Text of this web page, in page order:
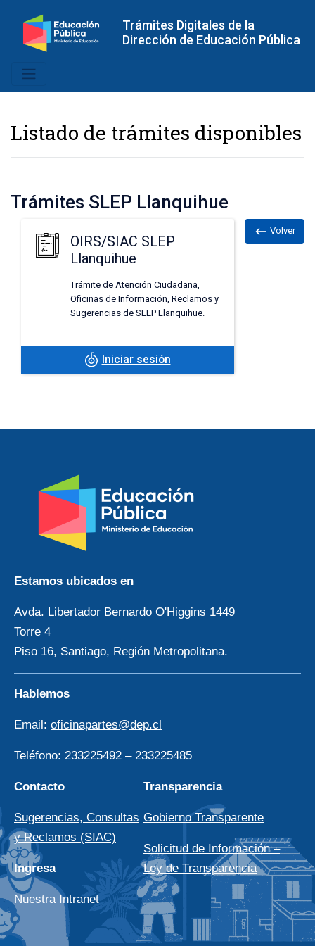
Trámites Digitales de la
Dirección de Educación Pública
Listado de trámites disponibles
Trámites SLEP Llanquihue
keyboard_backspace Volver
OIRS/SIAC SLEP
Llanquihue
Trámite de Atención Ciudadana,
Oficinas de Información, Reclamos y
Sugerencias de SLEP Llanquihue.
Iniciar sesión
Estamos ubicados en
Avda. Libertador Bernardo O'Higgins 1449
Torre 4
Piso 16, Santiago, Región Metropolitana.
Hablemos
Email: oficinapartes@dep.cl
Teléfono: 233225492 – 233225485
Contacto
Sugerencias, Consultas
y Reclamos (SIAC)
Ingresa
Nuestra Intranet
Transparencia
Gobierno Transparente
Solicitud de Información –
Ley de Transparencia